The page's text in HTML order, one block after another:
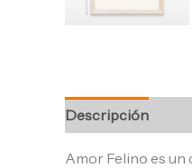
Descripción
Amor Felino es un